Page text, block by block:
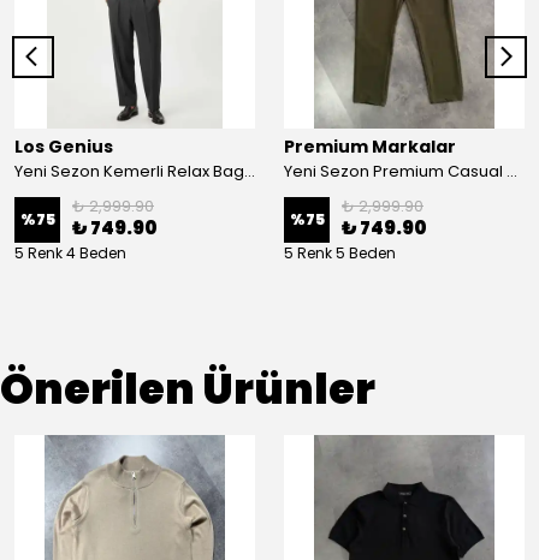
Los Genius
Yeni Sezon Kemerli Relax Baggy Kumaş Pantalon
%75
₺ 2,999.90
₺ 749.90
5 Renk 4 Beden
Premium Markalar
Yeni Sezon Premium Casual Keten Pantolon
%75
₺ 2,999.90
₺ 749.90
5 Renk 5 Beden
Önerilen Ürünler